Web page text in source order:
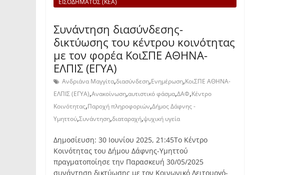
Συνάντηση διασύνδεσης-
δικτύωσης του κέντρου κοινότητας
με τον φορέα ΚοιΣΠΕ ΑΘΗΝΑ-
ΕΛΠΙΣ (ΕΓΥΑ)
Ανδριάνα Μαγγίτα,διασύνδεση,Ενημέρωση,ΚοιΣΠΕ ΑΘΗΝΑ-
ΕΛΠΙΣ (ΕΓΥΑ),Ανακοίνωση,αυτιστικό φάσμα,ΔΑΦ,Κέντρο
Κοινότητας,Παροχή πληροφοριών,Δήμος Δάφνης -
Υμηττού,Συνάντηση,διαταραχή,ψυχική υγεία
Δημοσίευση: 30 Ιουνίου 2025, 21:45Το Κέντρο
Κοινότητας του Δήμου Δάφνης-Υμηττού
πραγματοποίησε την Παρασκευή 30/05/2025
συνάντηση δικτύωσης με τον Κοινωνικό Λειτουργό-